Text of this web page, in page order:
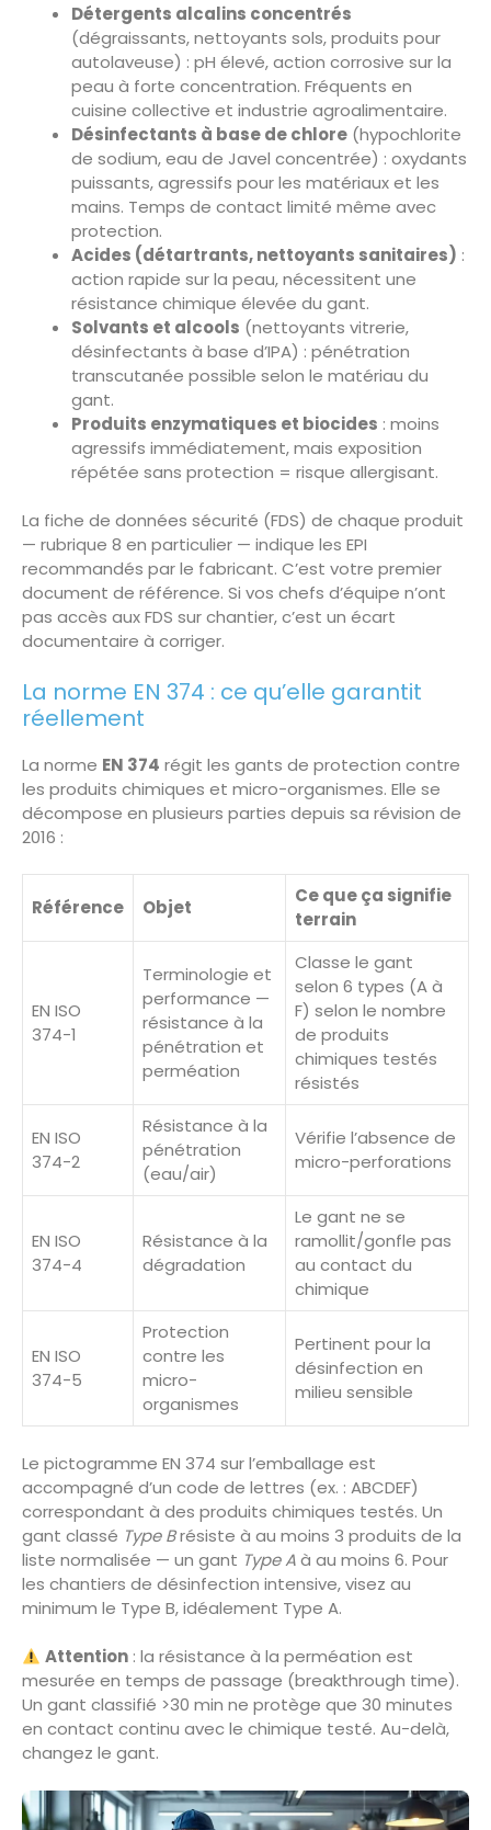
Détergents alcalins concentrés
(dégraissants, nettoyants sols, produits pour
autolaveuse) : pH élevé, action corrosive sur la
peau à forte concentration. Fréquents en
cuisine collective et industrie agroalimentaire.
Désinfectants à base de chlore (hypochlorite
de sodium, eau de Javel concentrée) : oxydants
puissants, agressifs pour les matériaux et les
mains. Temps de contact limité même avec
protection.
Acides (détartrants, nettoyants sanitaires) :
action rapide sur la peau, nécessitent une
résistance chimique élevée du gant.
Solvants et alcools (nettoyants vitrerie,
désinfectants à base d’IPA) : pénétration
transcutanée possible selon le matériau du
gant.
Produits enzymatiques et biocides : moins
agressifs immédiatement, mais exposition
répétée sans protection = risque allergisant.
La fiche de données sécurité (FDS) de chaque produit
— rubrique 8 en particulier — indique les EPI
recommandés par le fabricant. C’est votre premier
document de référence. Si vos chefs d’équipe n’ont
pas accès aux FDS sur chantier, c’est un écart
documentaire à corriger.
La norme EN 374 : ce qu’elle garantit
réellement
La norme EN 374 régit les gants de protection contre
les produits chimiques et micro-organismes. Elle se
décompose en plusieurs parties depuis sa révision de
2016 :
Référence Objet
Ce que ça signifie
terrain
EN ISO
374-1
Terminologie et
performance —
résistance à la
pénétration et
perméation
Classe le gant
selon 6 types (A à
F) selon le nombre
de produits
chimiques testés
résistés
EN ISO
374-2
Résistance à la
pénétration
(eau/air)
Vérifie l’absence de
micro-perforations
EN ISO
374-4
Résistance à la
dégradation
Le gant ne se
ramollit/gonfle pas
au contact du
chimique
EN ISO
374-5
Protection
contre les
micro-
organismes
Pertinent pour la
désinfection en
milieu sensible
Le pictogramme EN 374 sur l’emballage est
accompagné d’un code de lettres (ex. : ABCDEF)
correspondant à des produits chimiques testés. Un
gant classé Type Brésiste à au moins 3 produits de la
liste normalisée — un gant Type Aà au moins 6. Pour
les chantiers de désinfection intensive, visez au
minimum le Type B, idéalement Type A.
Attention : la résistance à la perméation est
mesurée en temps de passage (breakthrough time).
Un gant classifié >30 min ne protège que 30 minutes
en contact continu avec le chimique testé. Au-delà,
changez le gant.